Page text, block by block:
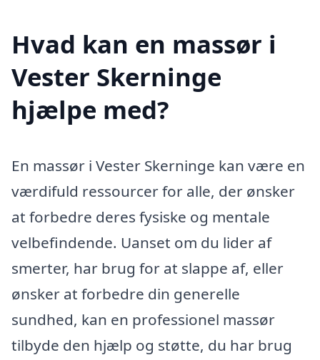
Hvad kan en massør i
Vester Skerninge
hjælpe med?
En massør i Vester Skerninge kan være en
værdifuld ressourcer for alle, der ønsker
at forbedre deres fysiske og mentale
velbefindende. Uanset om du lider af
smerter, har brug for at slappe af, eller
ønsker at forbedre din generelle
sundhed, kan en professionel massør
tilbyde den hjælp og støtte, du har brug